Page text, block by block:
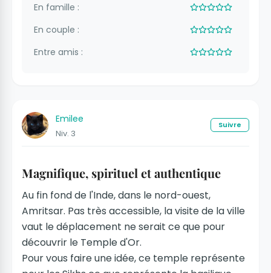
En famille :
En couple :
Entre amis :
Emilee
Niv. 3
Suivre
Magnifique, spirituel et authentique
Au fin fond de l'Inde, dans le nord-ouest,
Amritsar. Pas très accessible, la visite de la ville
vaut le déplacement ne serait ce que pour
découvrir le Temple d'Or.
Pour vous faire une idée, ce temple représente